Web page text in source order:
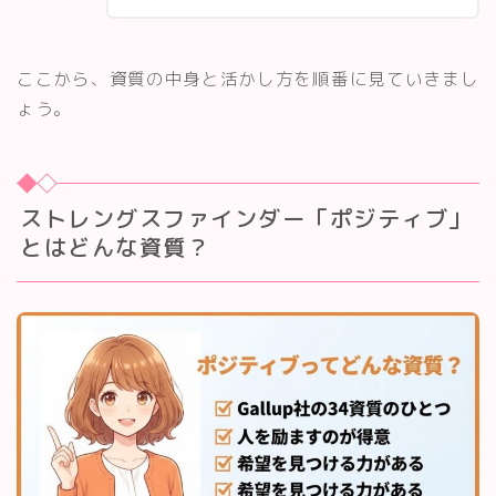
ここから、資質の中身と活かし方を順番に見ていきまし
ょう。
ストレングスファインダー「ポジティブ」
とはどんな資質？